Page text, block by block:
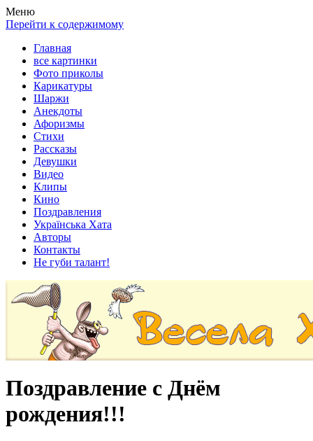
Весела хата — прикольные картинки, смешные истории,
клипы!
Покажем всем ваши фото приколы, карикатуры, шаржи, стихи,
рассказы, видео и песни!
Меню
Перейти к содержимому
Главная
все картинки
Фото приколы
Карикатуры
Шаржи
Анекдоты
Афоризмы
Стихи
Рассказы
Девушки
Видео
Клипы
Кино
Поздравления
Українська Хата
Авторы
Контакты
Не губи талант!
Поздравление с Днём
рождения!!!